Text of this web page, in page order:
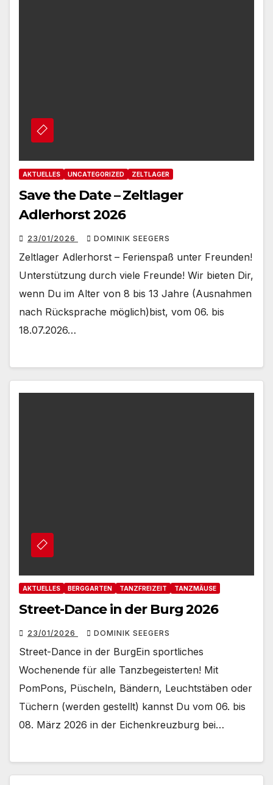
AKTUELLES UNCATEGORIZED ZELTLAGER
Save the Date – Zeltlager
Adlerhorst 2026
23/01/2026 DOMINIK SEEGERS
Zeltlager Adlerhorst – Ferienspaß unter Freunden!
Unterstützung durch viele Freunde! Wir bieten Dir,
wenn Du im Alter von 8 bis 13 Jahre (Ausnahmen
nach Rücksprache möglich)bist, vom 06. bis
18.07.2026…
AKTUELLES BERGGARTEN TANZFREIZEIT TANZMÄUSE
Street-Dance in der Burg 2026
23/01/2026 DOMINIK SEEGERS
Street-Dance in der BurgEin sportliches
Wochenende für alle Tanzbegeisterten! Mit
PomPons, Püscheln, Bändern, Leuchtstäben oder
Tüchern (werden gestellt) kannst Du vom 06. bis
08. März 2026 in der Eichenkreuzburg bei…